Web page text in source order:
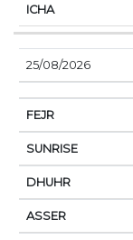
25/08/2026